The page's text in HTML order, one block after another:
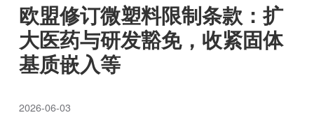
欧盟修订微塑料限制条款：扩
大医药与研发豁免，收紧固体
基质嵌入等
2026-06-03